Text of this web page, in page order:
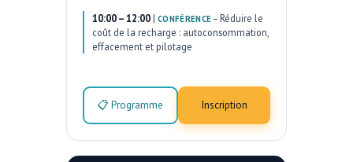
10:00 – 12:00 | CONFÉRENCE – Réduire le
coût de la recharge : autoconsommation,
effacement et pilotage
📋 Programme Inscription